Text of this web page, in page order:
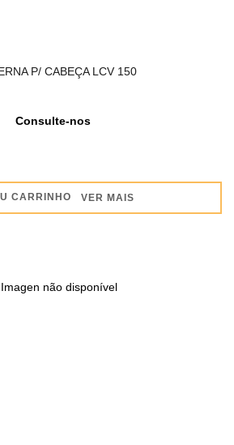
P/ CABEÇA LCV 150
Consulte-nos
VER MAIS